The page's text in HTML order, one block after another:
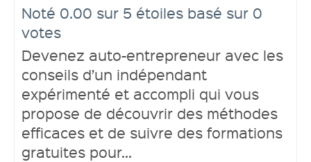
Ouvrir un compte
Noté 0.00 sur 5 étoiles basé sur 0
votes
Devenez auto-entrepreneur avec les
conseils d’un indépendant
expérimenté et accompli qui vous
propose de découvrir des méthodes
efficaces et de suivre des formations
gratuites pour...